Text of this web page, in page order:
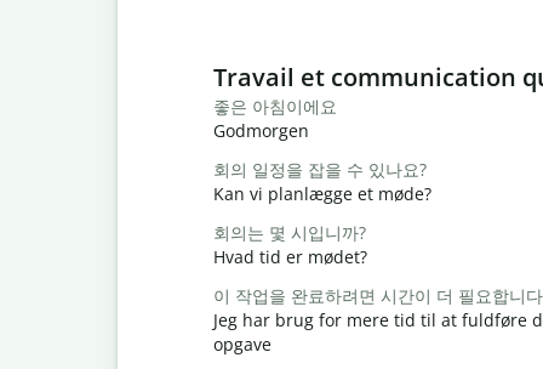
Slide 1 of 6
Travail et communication
좋은 아침이에요
Godmorgen
회의 일정을 잡을 수 있나요?
Kan vi planlægge et møde?
회의는 몇 시입니까?
Hvad tid er mødet?
이 작업을 완료하려면 시간이 더 필요합니
Jeg har brug for mere tid til at fuldføre
opgave